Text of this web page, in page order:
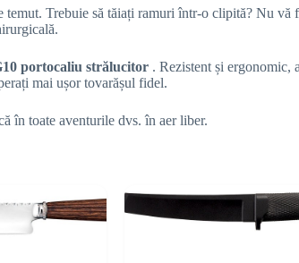
temut. Trebuie să tăiați ramuri într-o clipită? Nu vă
portocaliu strălucitor . Rezistent și ergonomic,
mai ușor tovarășul fidel.
în toate aventurile dvs. în aer liber.